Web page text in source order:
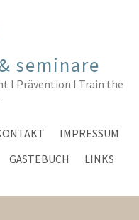
seminare
I Prävention I Train the
IMPRESSUM
GÄSTEBUCH LINKS